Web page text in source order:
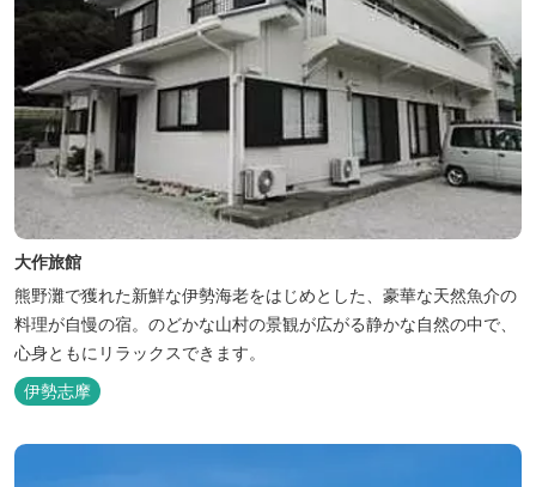
大作旅館
熊野灘で獲れた新鮮な伊勢海老をはじめとした、豪華な天然魚介の
料理が自慢の宿。のどかな山村の景観が広がる静かな自然の中で、
心身ともにリラックスできます。
伊勢志摩